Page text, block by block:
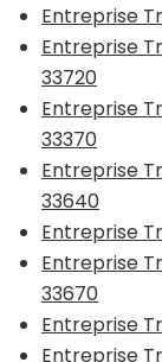
Entreprise
Entreprise
33720
Entreprise
33370
Entreprise
33640
Entreprise
Entreprise
33670
Entreprise
Entreprise